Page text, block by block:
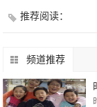
推荐阅读：
频道推荐